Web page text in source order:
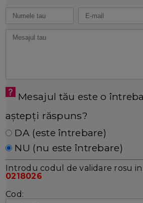
Mesajul tău este o
aștepți răspuns?
DA (este întrebare)
NU (nu este întrebare)
Introdu codul de validare rosu in
0218026
Cod: